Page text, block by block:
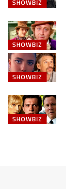
SHOWBIZ
SHOWBIZ
SHOWBIZ
SHOWBIZ